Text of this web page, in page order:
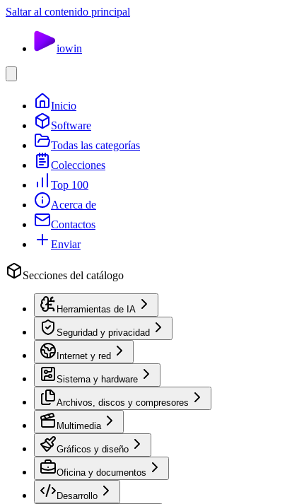
Saltar al contenido principal
iowin
Inicio
Software
Todas las categorías
Colecciones
Top 100
Acerca de
Contactos
Enviar
Secciones del catálogo
Herramientas de IA
Seguridad y privacidad
Internet y red
Sistema y hardware
Archivos, discos y compresores
Multimedia
Gráficos y diseño
Oficina y documentos
Desarrollo